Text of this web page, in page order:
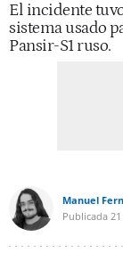
El incidente
sistema usado
Pansir-S1 ruso.
Manuel
Publicada